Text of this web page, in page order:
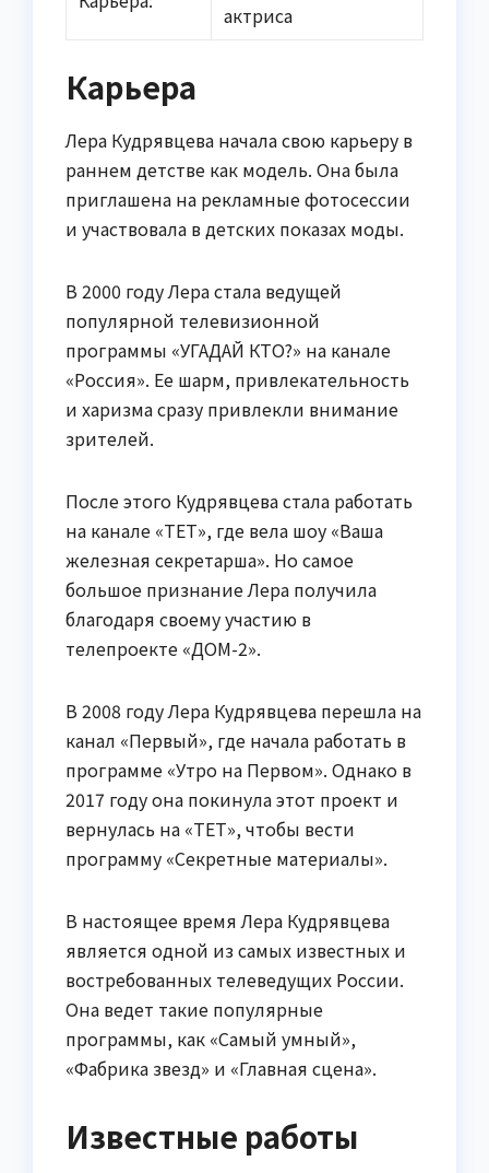
актриса
Карьера
Лера Кудрявцева начала свою карьеру в
раннем детстве как модель. Она была
приглашена на рекламные фотосессии
и участвовала в детских показах моды.
В 2000 году Лера стала ведущей
популярной телевизионной
программы «УГАДАЙ КТО?» на канале
«Россия». Ее шарм, привлекательность
и харизма сразу привлекли внимание
зрителей.
После этого Кудрявцева стала работать
на канале «ТЕТ», где вела шоу «Ваша
железная секретарша». Но самое
большое признание Лера получила
благодаря своему участию в
телепроекте «ДОМ-2».
В 2008 году Лера Кудрявцева перешла на
канал «Первый», где начала работать в
программе «Утро на Первом». Однако в
2017 году она покинула этот проект и
вернулась на «ТЕТ», чтобы вести
программу «Секретные материалы».
В настоящее время Лера Кудрявцева
является одной из самых известных и
востребованных телеведущих России.
Она ведет такие популярные
программы, как «Самый умный»,
«Фабрика звезд» и «Главная сцена».
Известные работы